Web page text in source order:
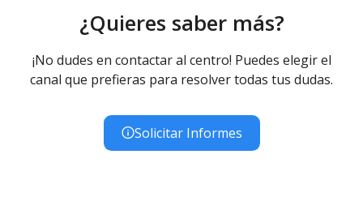
¿Quieres saber más?
¡No dudes en contactar al centro! Puedes elegir el
canal que prefieras para resolver todas tus dudas.
Solicitar Informes